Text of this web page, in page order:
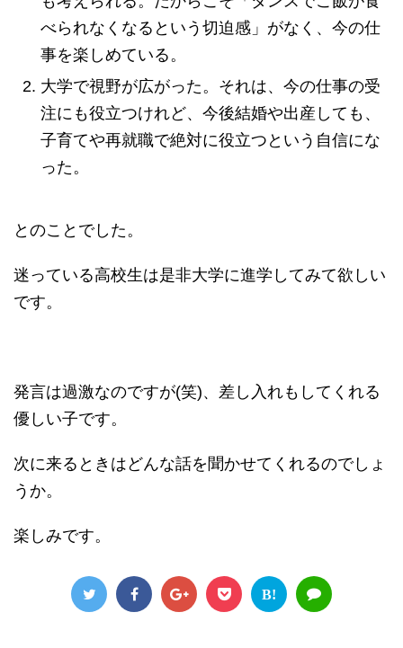
べられなくなるという切迫感」がなく、今の仕
事を楽しめている。
大学で視野が広がった。それは、今の仕事の受
注にも役立つけれど、今後結婚や出産しても、
子育てや再就職で絶対に役立つという自信にな
った。
とのことでした。
迷っている高校生は是非大学に進学してみて欲しい
です。
発言は過激なのですが(笑)、差し入れもしてくれる
優しい子です。
次に来るときはどんな話を聞かせてくれるのでしょ
うか。
楽しみです。
B!